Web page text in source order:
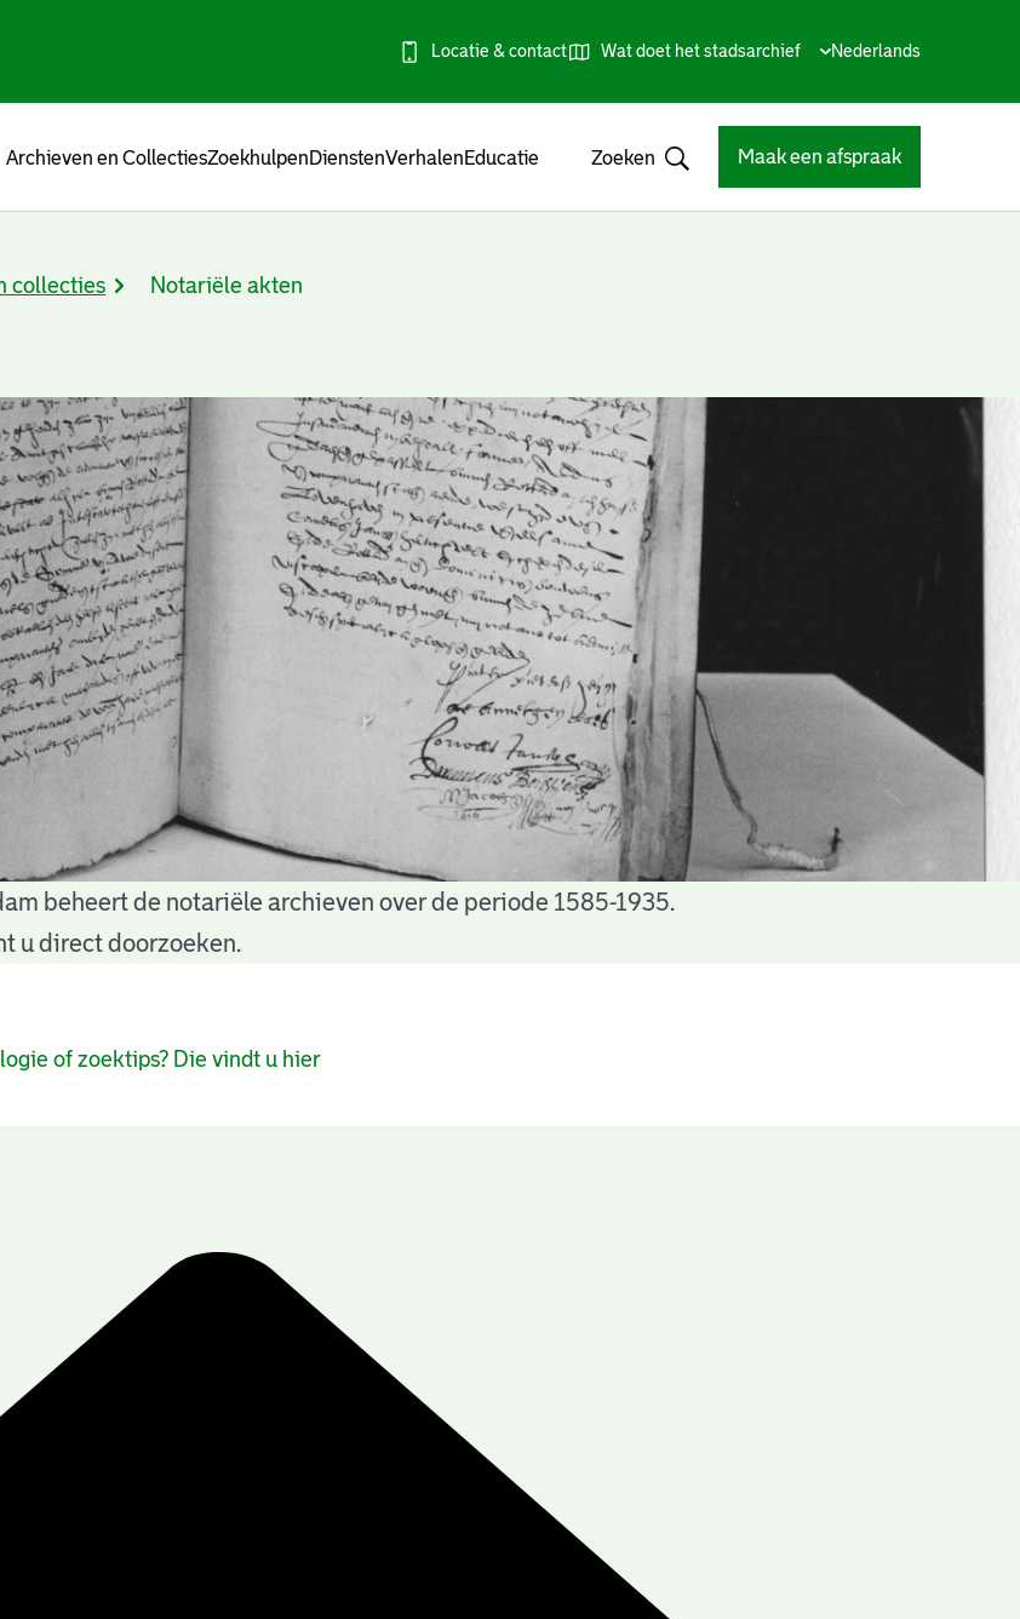
Locatie & contact Wat doet het stadsarchief
Huidige
Nederlands
Archieven en CollectiesZoekhulpenDienstenVerhalenEducatie Zoeken Maak een afspraak
collecties Notariële akten
beheert de notariële archieven over de periode 1585-1935.
u direct doorzoeken.
of zoektips? Die vindt u hier